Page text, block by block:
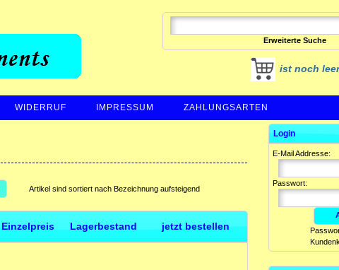
Erweiterte Suche
ist noch leer
WIDERRUF IMPRESSUM ZAHLUNGSARTEN
Artikel sind sortiert nach Bezeichnung aufsteigend
Einzelpreis Lagerbestand jetzt bestellen
Login
E-Mail Addresse:
Passwort: